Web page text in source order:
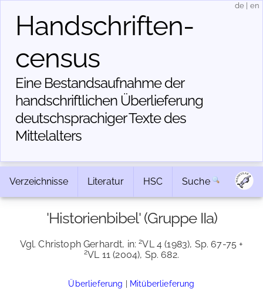
Handschriften­
census
Eine Bestandsaufnahme der
handschriftlichen Über­lieferung
deutschsprachiger Texte des
Mittelalters
de en
Verzeichnisse Literatur HSC Suche
'Historienbibel' (Gruppe IIa)
Vgl. Christoph Gerhardt, in:2VL 4 (1983), Sp. 67-75 +
2VL 11 (2004), Sp. 682.
Überlieferung | Mitüberlieferung